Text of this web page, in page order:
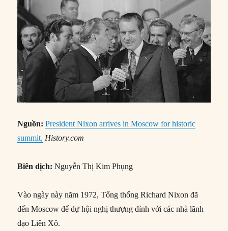
Nguồn:President Nixon arrives in Moscow for historic
summit, History.com
Biên dịch: Nguyễn Thị Kim Phụng
Vào ngày này năm 1972, Tổng thống Richard Nixon đã
đến Moscow để dự hội nghị thượng đỉnh với các nhà lãnh
đạo Liên Xô.